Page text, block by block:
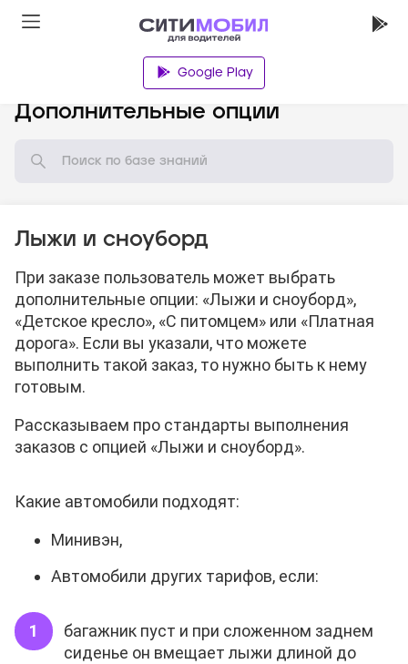
Google Play
Дополнительные опции
Лыжи и сноуборд
При заказе пользователь может выбрать
дополнительные опции: «Лыжи и сноуборд»,
«Детское кресло», «С питомцем» или «Платная
дорога». Если вы указали, что можете
выполнить такой заказ, то нужно быть к нему
готовым.
Рассказываем про стандарты выполнения
заказов с опцией «Лыжи и сноуборд».
Какие автомобили подходят:
Минивэн,
Автомобили других тарифов, если:
багажник пуст и при сложенном заднем
сиденье он вмещает лыжи длиной до